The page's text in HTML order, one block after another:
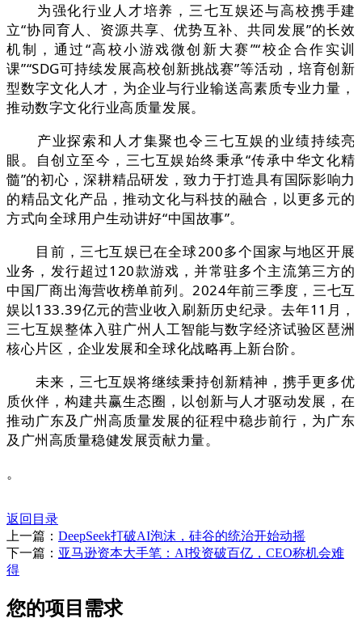
为强化行业人才培养，三七互娱还与高校携手建
立“协同育人、资源共享、优势互补、共同发展”的长效
机制，通过“高校小游戏微创新大赛”“校企合作实训
课”“SDG可持续发展高校创新挑战赛”等活动，培育创新
型数字文化人才，为企业与行业输送高素质专业力量，
推动数字文化行业高质量发展。
产业探索和人才集聚也令三七互娱的业绩持续亮
眼。自创立至今，三七互娱始终秉承“传承中华文化精
髓”的初心，深耕精品研发，致力于打造具有国际影响力
的精品文化产品，推动文化与科技的融合，以更多元的
方式向全球用户生动讲好“中国故事”。
目前，三七互娱已在全球200多个国家与地区开展
业务，发行超过120款游戏，并常驻多个主流第三方的
中国厂商出海营收榜单前列。2024年前三季度，三七互
娱以133.39亿元的营业收入刷新历史纪录。去年11月，
三七互娱整体入驻广州人工智能与数字经济试验区琶洲
核心片区，企业发展和全球化战略再上新台阶。
未来，三七互娱将继续秉持创新精神，携手更多优
质伙伴，构建共赢生态圈，以创新与人才驱动发展，在
推动广东及广州高质量发展的征程中稳步前行，为广东
及广州高质量稳健发展贡献力量。
。
返回目录
上一篇： DeepSeek打破AI泡沫，硅谷的统治开始动摇
下一篇： 亚马逊资本大手笔：AI投资破百亿，CEO称机会难
得
您的项目需求